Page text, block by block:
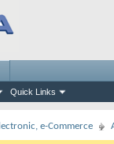
Quick Links
e-Commerce